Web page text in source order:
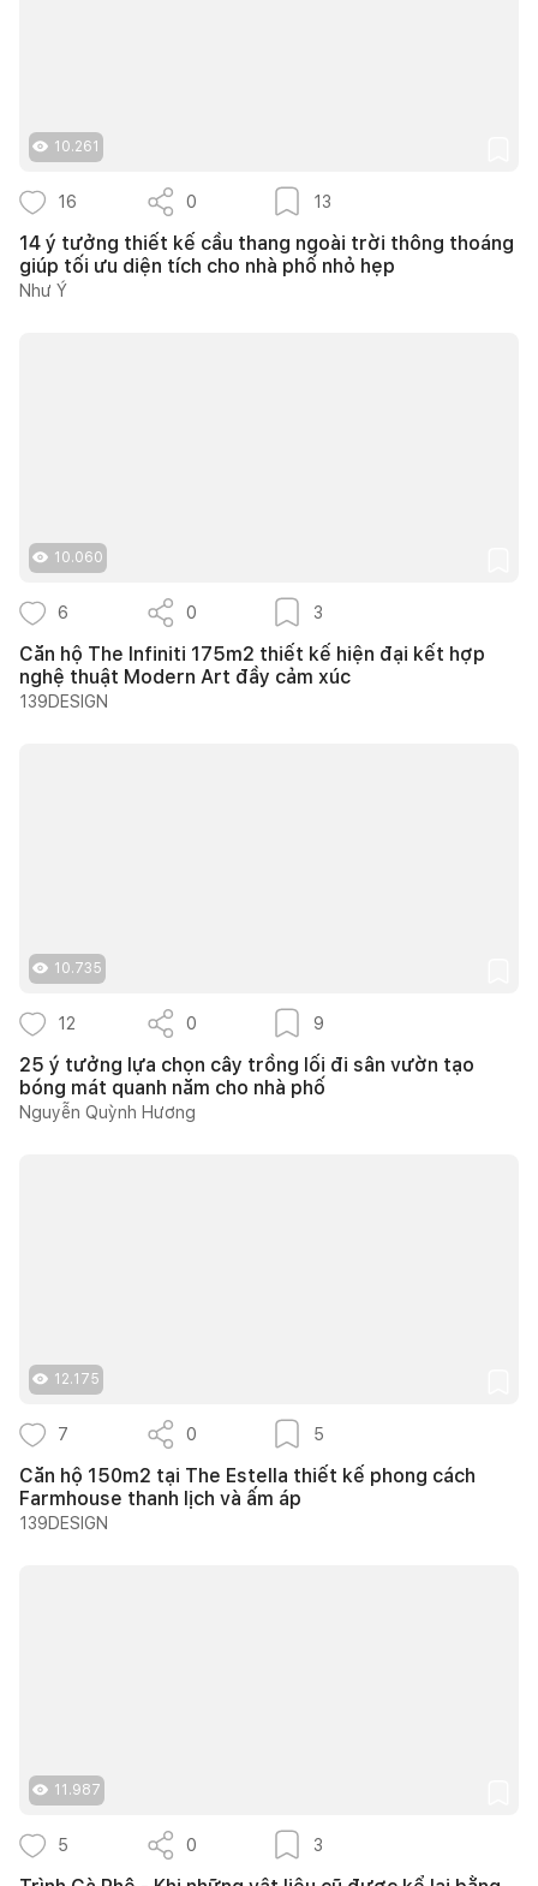
10.261
16 0 13
14 ý tưởng thiết kế cầu thang ngoài trời thông thoáng
giúp tối ưu diện tích cho nhà phố nhỏ hẹp
Như Ý
10.060
6 0 3
Căn hộ The Infiniti 175m2 thiết kế hiện đại kết hợp
nghệ thuật Modern Art đầy cảm xúc
139DESIGN
10.735
12 0 9
25 ý tưởng lựa chọn cây trồng lối đi sân vườn tạo
bóng mát quanh năm cho nhà phố
Nguyễn Quỳnh Hương
12.175
7 0 5
Căn hộ 150m2 tại The Estella thiết kế phong cách
Farmhouse thanh lịch và ấm áp
139DESIGN
11.987
5 0 3